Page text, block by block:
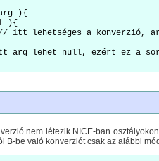
){
){
itt lehetséges a konverzió,
arg lehet null, ezért ez a
nem létezik NICE-ban
B-be való konverziót csak az alábbi